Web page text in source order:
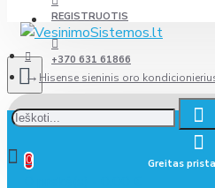
REGISTRUOTIS
+370 631 61866
0
Hisense sieninis oro
Greitas